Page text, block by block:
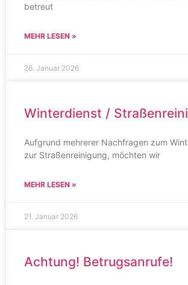
betreut
MEHR LESEN »
26. Januar 2026
Winterdienst /
Aufgrund mehrerer Nachfragen zum
zur Straßenreinigung, möchten wir
MEHR LESEN »
21. Januar 2026
Achtung! Betrugsanrufe!